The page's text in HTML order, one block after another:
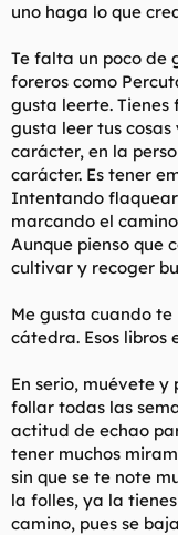
uno haga lo que
Te falta un poco de
foreros como
gusta leerte. Tienes
gusta leer tus cosas
carácter, en la
carácter. Es tener
Intentando flaquear
marcando el
Aunque pienso que
cultivar y recoger
Me gusta cuando te
cátedra. Esos libros
En serio, muévete
follar todas las
actitud de echao
tener muchos
sin que se te note
la folles, ya la
camino, pues se